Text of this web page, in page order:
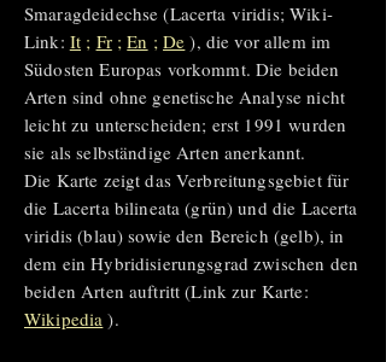
Smaragdeidechse (Lacerta viridis; Wiki-
Link: It ; Fr;En ;De ), die vor allem im
Südosten Europas vorkommt. Die beiden
Arten sind ohne genetische Analyse nicht
leicht zu unterscheiden; erst 1991 wurden
sie als selbständige Arten anerkannt.
Die Karte zeigt das Verbreitungsgebiet für
die Lacerta bilineata (grün) und die Lacerta
viridis (blau) sowie den Bereich (gelb), in
dem ein Hybridisierungsgrad zwischen den
beiden Arten auftritt (Link zur Karte:
Wikipedia ).